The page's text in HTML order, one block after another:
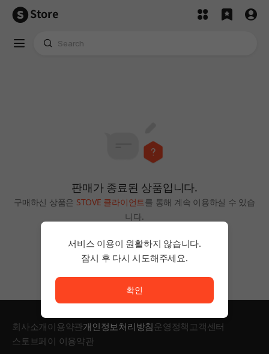
Store
판매가 종료된 상품입니다.
구매하신 상품은 STOVE 클라이언트를 통해 계속 이용하실 수 있습
니다.
홈으로
회사소개이용약관개인정보처리방침운영정책 고객센터
스토브페이 이용약관
서비스 이용이 원활하지 않습니다.
잠시 후 다시 시도해주세요.
확인